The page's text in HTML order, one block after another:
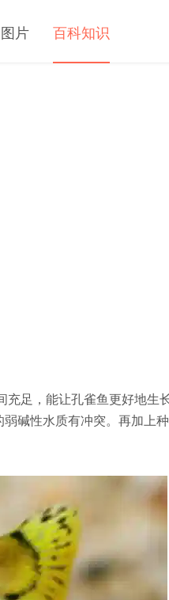
图片 百科知识
充足，能让孔雀鱼更好地生
碱性水质有冲突。再加上